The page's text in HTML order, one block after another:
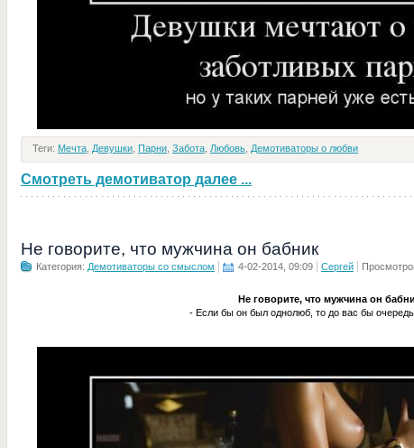
Теги: Мечта Девушки Парни Забота Любовь Демотиваторы о любви
Смотреть демотиватор далее ...
Не говорите, что мужчина он бабник
Категория: Демотиваторы со смыслом 4-02-2014, 09:09 Сергей
Не говорите, что мужчина он
- Если бы он был однолюб, то до вас бы